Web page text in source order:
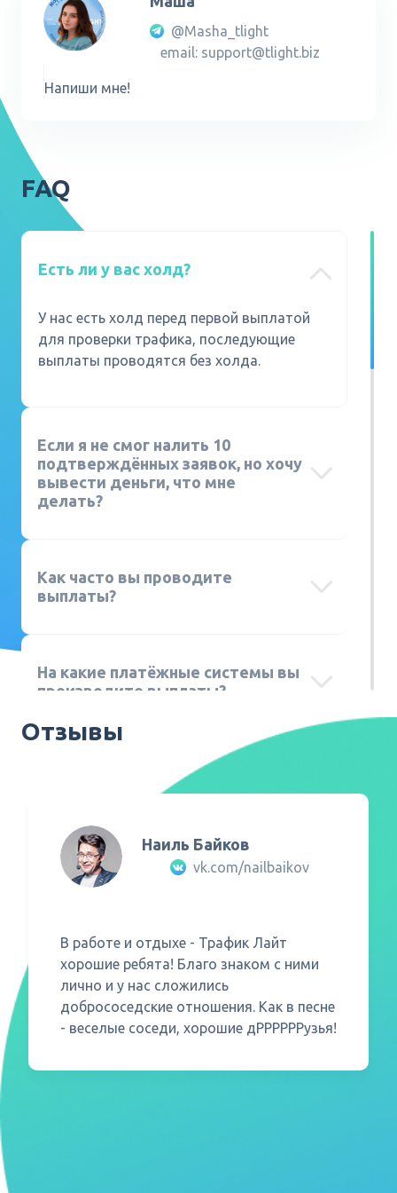
@Masha_tlight
email: support@tlight.biz
Напиши мне!
FAQ
Есть ли у вас холд?
У нас есть холд перед первой выплатой
для проверки трафика, последующие
выплаты проводятся без холда.
Если я не смог налить 10
подтверждённых заявок, но хочу
вывести деньги, что мне
делать?
Как часто вы проводите
выплаты?
На какие платёжные системы вы
производите выплаты?
Как мне получить доступ к
приватным офферам?
Как часто обновляется
статистика? (Как быстро лид
Какие есть ограничения и
запреты?
Можно ли получать досрочные
Отзывы
Наиль Байков
vk.com/nailbaikov
В работе и отдыхе - Трафик Лайт
хорошие ребята! Благо знаком с ними
лично и у нас сложились
добрососедские отношения. Как в песне
- веселые соседи, хорошие дРРРРРРузья!